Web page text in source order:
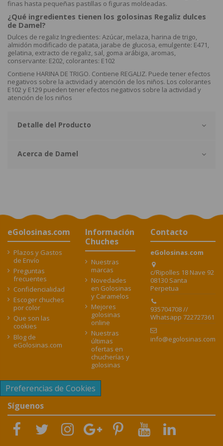
finas hasta pequeñas pastillas o figuras moldeadas.
¿Qué ingredientes tienen los golosinas Regaliz dulces
de Damel?
Dulces de regaliz Ingredientes: Azúcar, melaza, harina de trigo,
almidón modificado de patata, jarabe de glucosa, emulgente: E471,
gelatina, extracto de regaliz, sal, goma arábiga, aromas,
conservante: E202, colorantes: E102
Contiene HARINA DE TRIGO. Contiene REGALIZ. Puede tener efectos
negativos sobre la actividad y atención de los niños. Los colorantes
E102 y E129 pueden tener efectos negativos sobre la actividad y
atención de los niños
Detalle del Producto
Acerca de Damel
eGolosinas.com
Plazos y Gastos
de Envío
Preguntas
frecuentes
Confidencialidad
Escoger chuches
por color
Que son las
cookies
Blog de
eGolosinas.com
Información
Chuches
Nuestras
marcas
Novedades
en Golosinas
y Caramelos
Mejores
golosinas
online
Nuestras
últimas
ofertas en
chucherías y
golosinas
Contacto
eGolosinas.com
c/Ripolles 18 Nave 92
08130 Santa
Perpetua
935704708 //
Whatsapp 722727361
info@egolosinas.com
Preferencias de Cookies
Síguenos